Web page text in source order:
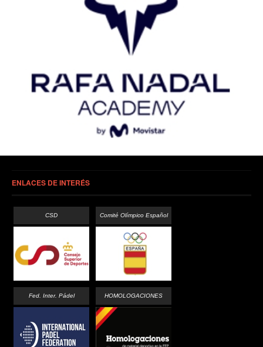
ENLACES DE INTERÉS
CSD Comité Olímpico Español
Fed. Inter. Pádel HOMOLOGACIONES